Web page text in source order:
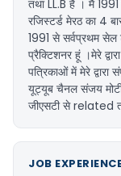
तथा LL.B है । मै
रजिस्टर्ड मेरठ का 4
1991 से सर्वप्रथम सेल
प्रैक्टिशनर हूं ।मेरे
पत्रिकाओं में मेरे
यूट्यूब चैनल संजय
जीएसटी से related
JOB